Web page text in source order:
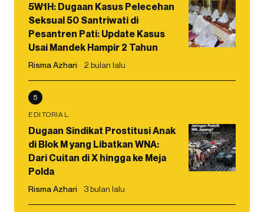
5W1H: Dugaan Kasus Pelecehan
Seksual 50 Santriwati di
Pesantren Pati: Update Kasus
Usai Mandek Hampir 2 Tahun
Risma Azhari 2 bulan lalu
5
EDITORIAL
Dugaan Sindikat Prostitusi Anak
di Blok M yang Libatkan WNA:
Dari Cuitan di X hingga ke Meja
Polda
Risma Azhari 3 bulan lalu